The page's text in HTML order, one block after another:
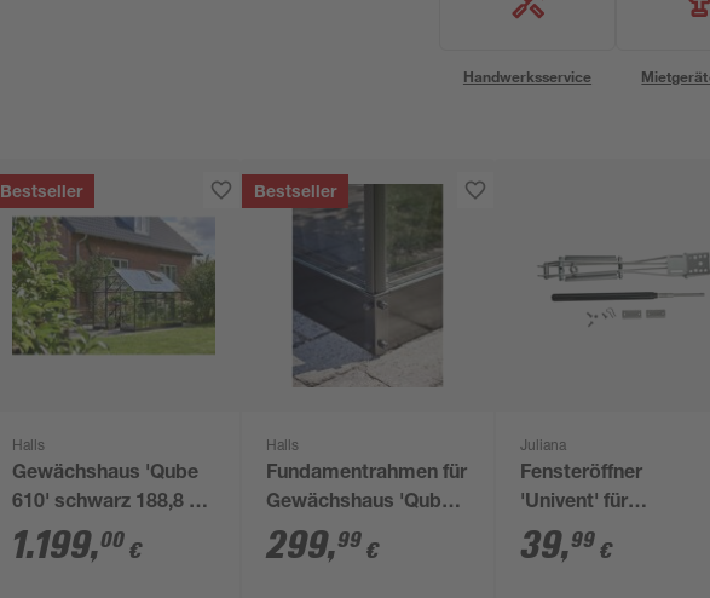
Handwerksservice
Bestseller
Halls
Gewächshaus 'Qube
610' schwarz 188,8 x
312,6 cm mit 3 mm
Sicherheitsglas
1.199,00 €
Bestseller
Halls
Fundamentrahmen für
Gewächshaus 'Qube
610' 6,4 m²
299,99 €
Juliana
Fensteröffner
'Univent' für
Gewächshäuser
39,99 €